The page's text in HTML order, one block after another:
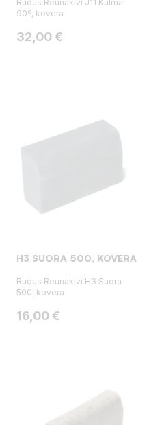
Rudus Reunakivi J11 Kulma
90º, kovera
Hinta
32,00 €
H3 SUORA 500, KOVERA
Rudus Reunakivi H3 Suora
500, kovera
Hinta
16,00 €